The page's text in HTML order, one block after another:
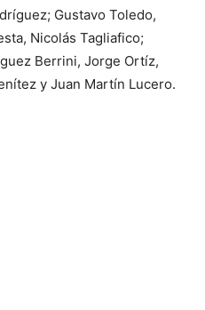
Gustavo Toledo,
Nicolás Tagliafico;
Berrini, Jorge Ortíz,
y Juan Martín Lucero.